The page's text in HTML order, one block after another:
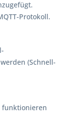
Protokoll.
(Schnell-
funktionieren